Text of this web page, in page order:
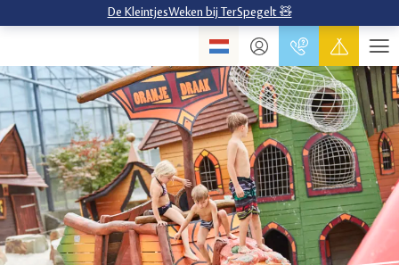
De KleintjesWeken bij TerSpegelt 🧸